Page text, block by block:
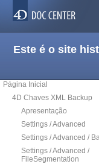
Este é o site
Página Inicial
4D Chaves XML Backup
Apresentação
Settings / Advanced
Settings / Advanced /
Settings / Advanced /
FileSegmentation